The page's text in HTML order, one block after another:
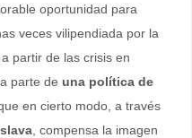
oportunidad para
veces vilipendiada por la
partir de las crisis en
parte de una política de
en cierto modo, a través
, compensa la imagen